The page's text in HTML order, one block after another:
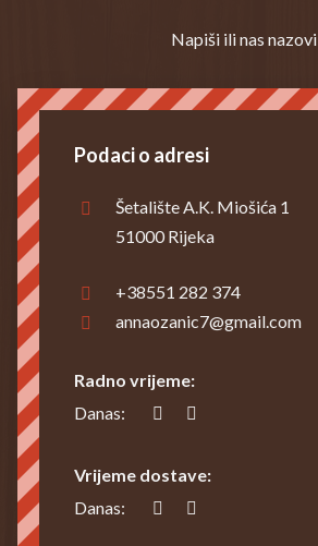
Napiši ili nas nazovi
Podaci o adresi
Šetalište A.K. Miošića 1
51000 Rijeka
+38551 282 374
annaozanic7@gmail.com
Radno vrijeme:
Danas:
Vrijeme dostave:
Danas: